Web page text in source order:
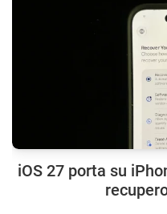
iOS 27 porta su